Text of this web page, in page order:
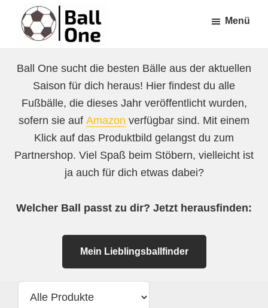
Inhalt
springen
Fußzeile
springen
One
Fußball!
Menü
Ball One sucht die besten Bälle aus der aktuellen
Saison für dich heraus! Hier findest du alle
Fußbälle, die dieses Jahr veröffentlicht wurden,
sofern sie auf Amazon verfügbar sind. Mit einem
Klick auf das Produktbild gelangst du zum
Partnershop. Viel Spaß beim Stöbern, vielleicht ist
ja auch für dich etwas dabei?
Welcher Ball passt zu dir? Jetzt herausfinden:
Mein Lieblingsballfinder